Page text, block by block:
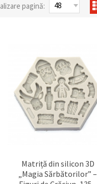
pagină:
Matriță din silicon 3D
„Magia Sărbătorilor” –